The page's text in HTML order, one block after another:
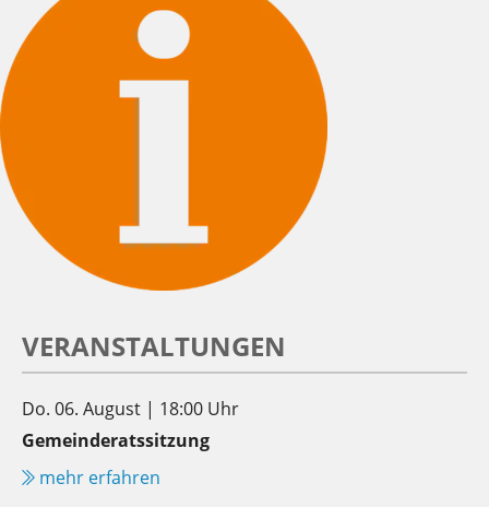
VERANSTALTUNGEN
Do. 06. August | 18:00 Uhr
Gemeinderatssitzung
mehr erfahren